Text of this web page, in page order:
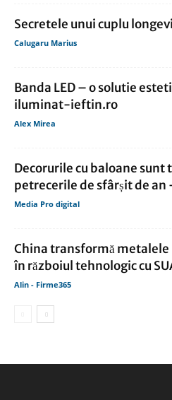
Secretele unui cuplu
Calugaru Marius
Banda LED – o solutie
iluminat-ieftin.ro
Alex Mirea
Decorurile cu baloane sunt
petrecerile de sfârșit de an
Media Pro digital
China transformă metalele
în războiul tehnologic cu
Alin - Firme365